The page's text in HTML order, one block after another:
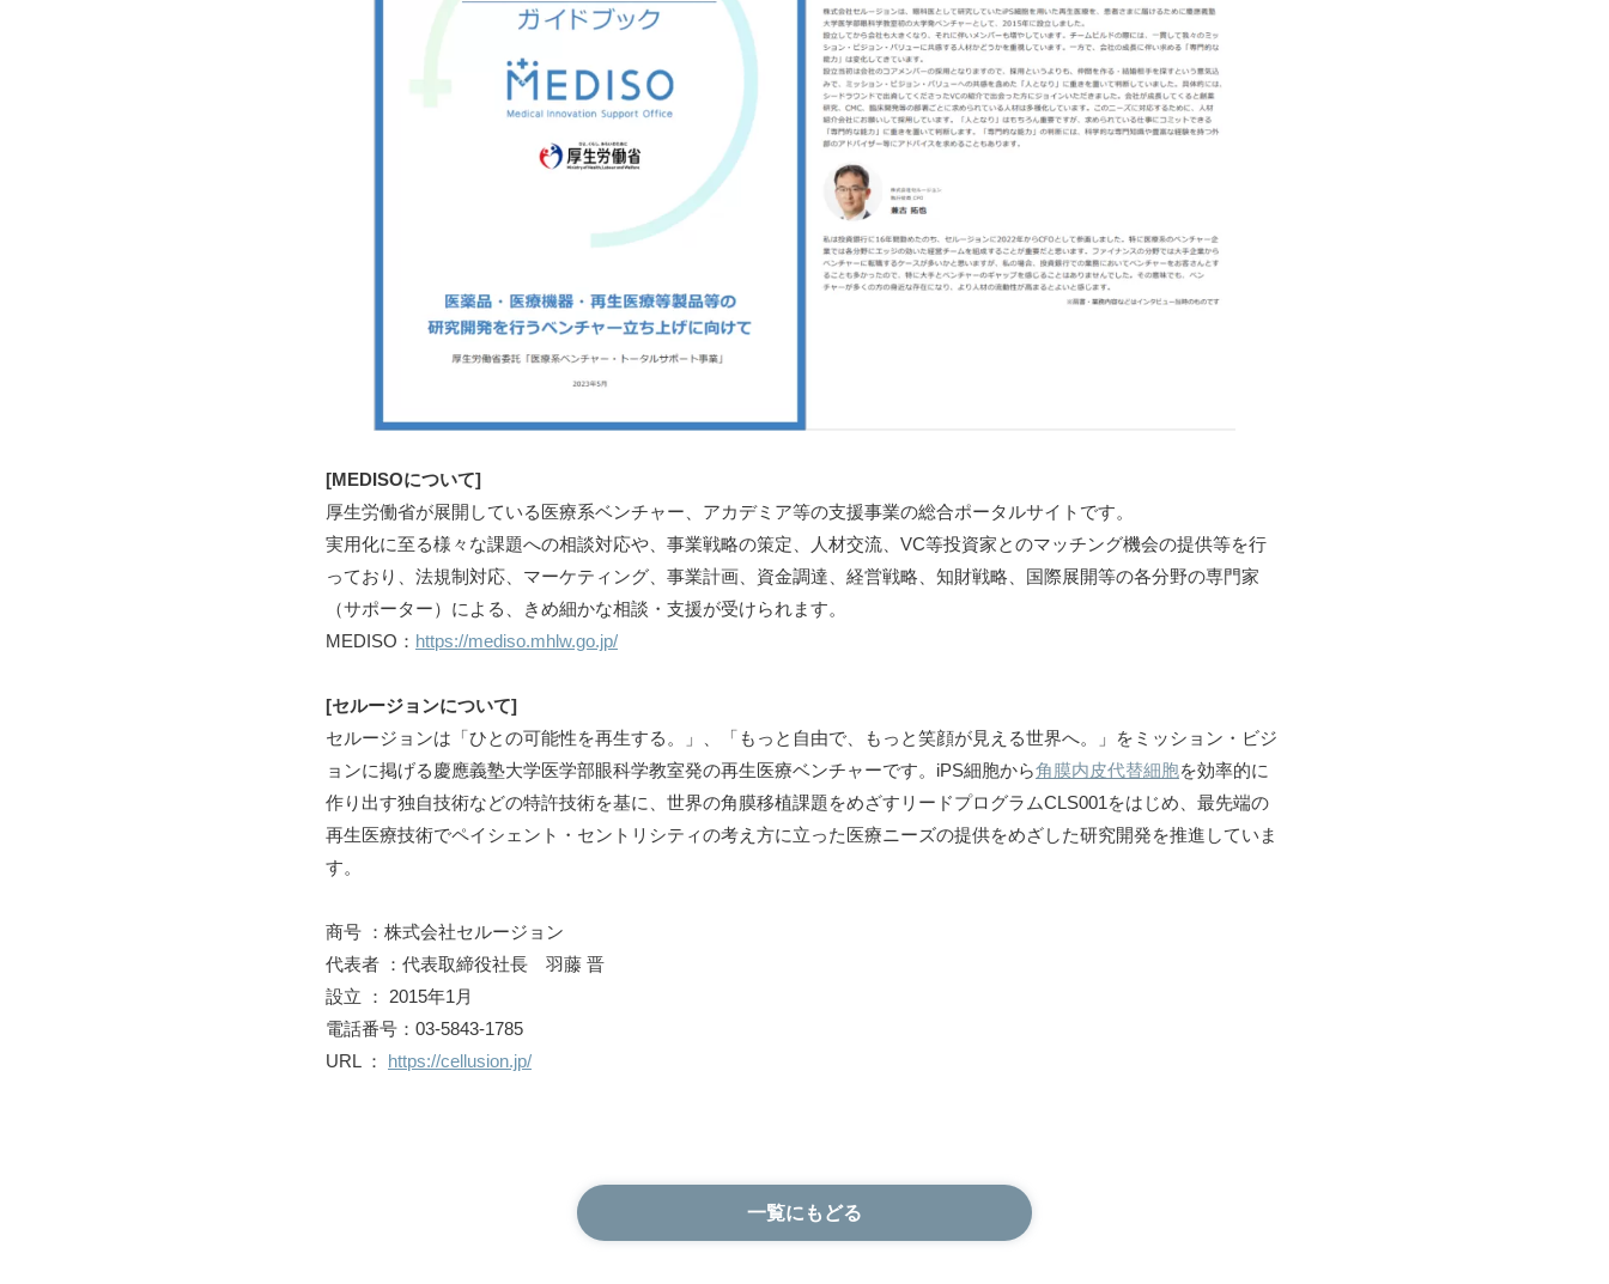
[MEDISOについて]
厚生労働省が展開している医療系ベンチャー、アカデミア等の支援事業の総合ポータルサイトです。
実用化に至る様々な課題への相談対応や、事業戦略の策定、人材交流、VC等投資家とのマッチング機会の提供等を行
っており、法規制対応、マーケティング、事業計画、資金調達、経営戦略、知財戦略、国際展開等の各分野の専門家
（サポーター）による、きめ細かな相談・支援が受けられます。
MEDISO： https://mediso.mhlw.go.jp/
[セルージョンについて]
セルージョンは「ひとの可能性を再生する。」、「もっと自由で、もっと笑顔が見える世界へ。」をミッション・ビジ
ョンに掲げる慶應義塾大学医学部眼科学教室発の再生医療ベンチャーです。iPS細胞から角膜内皮代替細胞を効率的に
作り出す独自技術などの特許技術を基に、世界の角膜移植課題をめざすリードプログラムCLS001をはじめ、最先端の
再生医療技術でペイシェント・セントリシティの考え方に立った医療ニーズの提供をめざした研究開発を推進していま
す。
商号 ：株式会社セルージョン
代表者 ：代表取締役社長 羽藤 晋
設立 ： 2015年1月
電話番号：03-5843-1785
URL ： https://cellusion.jp/
一覧にもどる